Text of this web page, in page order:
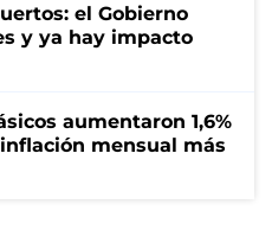
el Gobierno
y ya hay impacto
aumentaron 1,6%
mensual más